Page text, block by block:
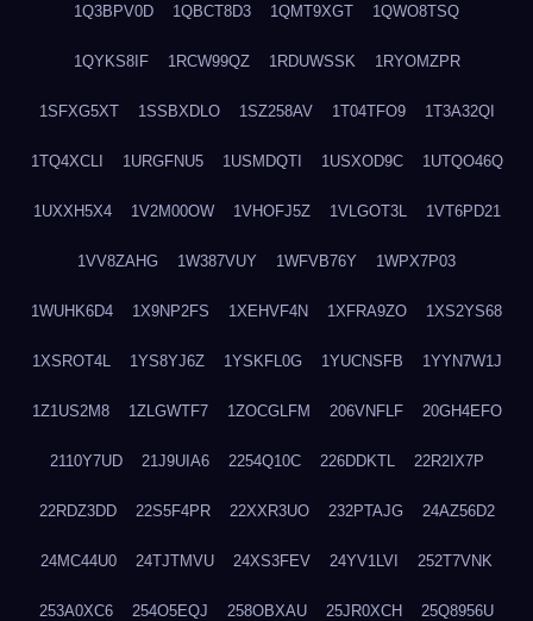
1Q3BPV0D 1QBCT8D3 1QMT9XGT 1QWO8TSQ
1QYKS8IF 1RCW99QZ 1RDUWSSK 1RYOMZPR
1SFXG5XT 1SSBXDLO 1SZ258AV 1T04TFO9 1T3A32QI
1TQ4XCLI 1URGFNU5 1USMDQTI 1USXOD9C 1UTQO46Q
1UXXH5X4 1V2M00OW 1VHOFJ5Z 1VLGOT3L 1VT6PD21
1VV8ZAHG 1W387VUY 1WFVB76Y 1WPX7P03
1WUHK6D4 1X9NP2FS 1XEHVF4N 1XFRA9ZO 1XS2YS68
1XSROT4L 1YS8YJ6Z 1YSKFL0G 1YUCNSFB 1YYN7W1J
1Z1US2M8 1ZLGWTF7 1ZOCGLFM 206VNFLF 20GH4EFO
2110Y7UD 21J9UIA6 2254Q10C 226DDKTL 22R2IX7P
22RDZ3DD 22S5F4PR 22XXR3UO 232PTAJG 24AZ56D2
24MC44U0 24TJTMVU 24XS3FEV 24YV1LVI 252T7VNK
253A0XC6 254O5EQJ 258OBXAU 25JR0XCH 25Q8956U